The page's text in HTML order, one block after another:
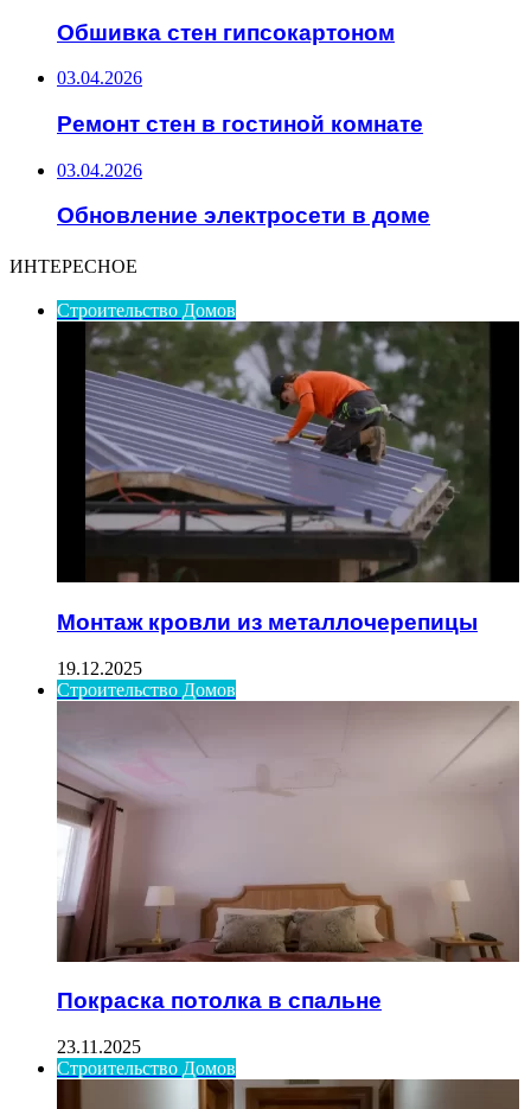
Обшивка стен гипсокартоном
03.04.2026
Ремонт стен в гостиной комнате
03.04.2026
Обновление электросети в доме
ИНТЕРЕСНОЕ
Строительство Домов
Монтаж кровли из металлочерепицы
19.12.2025
Строительство Домов
Покраска потолка в спальне
23.11.2025
Строительство Домов